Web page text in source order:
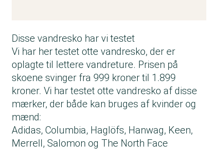
Disse vandresko har vi testet
Vi har her testet otte vandresko, der er
oplagte til lettere vandreture. Prisen på
skoene svinger fra 999 kroner til 1.899
kroner. Vi har testet otte vandresko af disse
mærker, der både kan bruges af kvinder og
mænd:
Adidas, Columbia, Haglöfs, Hanwag, Keen,
Merrell, Salomon og The North Face